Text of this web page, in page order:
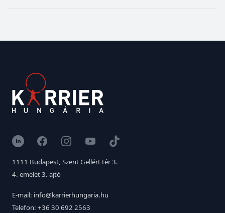
LinkedInFacebookInstagramYouTubeTikTok
1111 Budapest, Szent Gellért tér 3.
4. emelet 3. ajtó
E-mail: info@karrierhungaria.hu
Telefon: +36 30 692 2563